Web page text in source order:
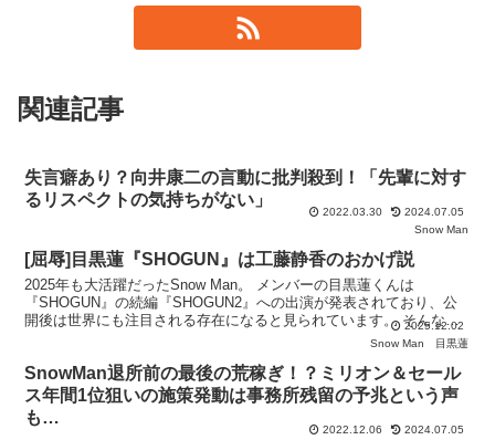
関連記事
失言癖あり？向井康二の言動に批判殺到！「先輩に対す
るリスペクトの気持ちがない」
2022.03.30
2024.07.05
Snow Man
[屈辱]目黒蓮『SHOGUN』は工藤静香のおかげ説
2025年も大活躍だったSnow Man。 メンバーの目黒蓮くんは
『SHOGUN』の続編『SHOGUN2』への出演が発表されており、公
開後は世界にも注目される存在になると見られています。 そんな
2025.12.02
Snow Man
目黒蓮
SnowMan退所前の最後の荒稼ぎ！？ミリオン＆セール
ス年間1位狙いの施策発動は事務所残留の予兆という声
も…
2022.12.06
2024.07.05